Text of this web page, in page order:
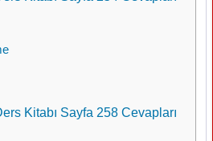
Kitabı Sayfa 258 Cevapları